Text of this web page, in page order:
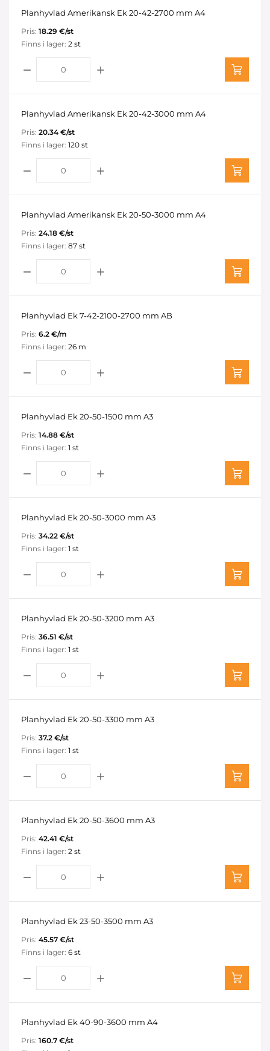
Planhyvlad Amerikansk Ek 20-42-2700 mm A4
Pris: 18.29 €/st
Finns i lager: 2 st
Planhyvlad Amerikansk Ek 20-42-3000 mm A4
Pris: 20.34 €/st
Finns i lager: 120 st
Planhyvlad Amerikansk Ek 20-50-3000 mm A4
Pris: 24.18 €/st
Finns i lager: 87 st
Planhyvlad Ek 7-42-2100-2700 mm AB
Pris: 6.2 €/m
Finns i lager: 26 m
Planhyvlad Ek 20-50-1500 mm A3
Pris: 14.88 €/st
Finns i lager: 1 st
Planhyvlad Ek 20-50-3000 mm A3
Pris: 34.22 €/st
Finns i lager: 1 st
Planhyvlad Ek 20-50-3200 mm A3
Pris: 36.51 €/st
Finns i lager: 1 st
Planhyvlad Ek 20-50-3300 mm A3
Pris: 37.2 €/st
Finns i lager: 1 st
Planhyvlad Ek 20-50-3600 mm A3
Pris: 42.41 €/st
Finns i lager: 2 st
Planhyvlad Ek 23-50-3500 mm A3
Pris: 45.57 €/st
Finns i lager: 6 st
Planhyvlad Ek 40-90-3600 mm A4
Pris: 160.7 €/st